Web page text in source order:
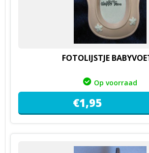
FOTOLIJSTJE
Op voorraad
€1,95